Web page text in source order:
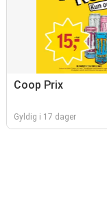
Coop Prix
Gyldig i 17 dager